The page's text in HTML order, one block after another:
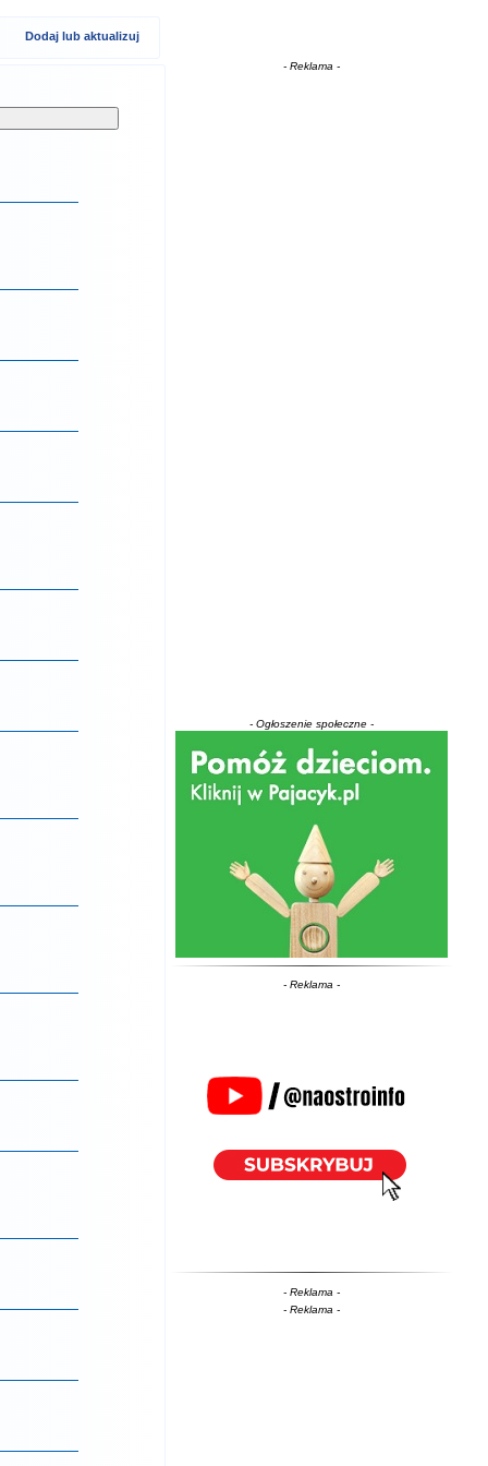
Dodaj lub aktualizuj
- Reklama -
- Ogłoszenie społeczne -
- Reklama -
- Reklama -
- Reklama -